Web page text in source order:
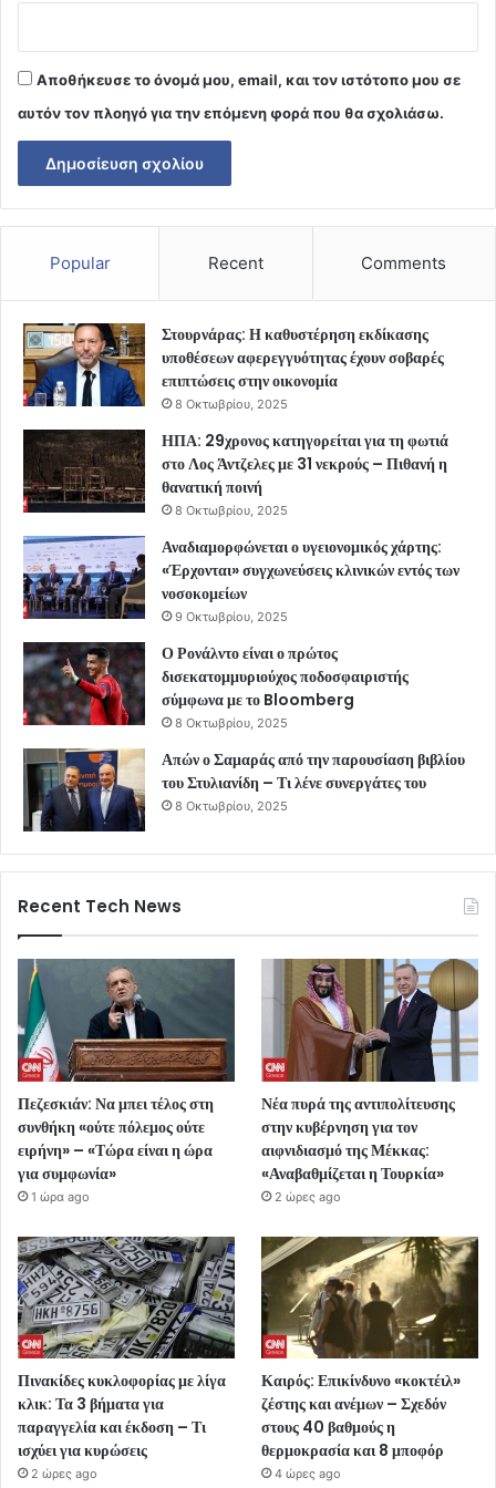
Αποθήκευσε το όνομά μου, email, και τον ιστότοπο μου σε
αυτόν τον πλοηγό για την επόμενη φορά που θα σχολιάσω.
Popular Recent Comments
Στουρνάρας: Η καθυστέρηση εκδίκασης
υποθέσεων αφερεγγυότητας έχουν σοβαρές
επιπτώσεις στην οικονομία
8 Οκτωβρίου, 2025
ΗΠΑ: 29χρονος κατηγορείται για τη φωτιά
στο Λος Άντζελες με 31 νεκρούς – Πιθανή η
θανατική ποινή
8 Οκτωβρίου, 2025
Αναδιαμορφώνεται ο υγειονομικός χάρτης:
«Έρχονται» συγχωνεύσεις κλινικών εντός των
νοσοκομείων
9 Οκτωβρίου, 2025
Ο Ρονάλντο είναι ο πρώτος
δισεκατομμυριούχος ποδοσφαιριστής
σύμφωνα με το Bloomberg
8 Οκτωβρίου, 2025
Απών ο Σαμαράς από την παρουσίαση βιβλίου
του Στυλιανίδη – Τι λένε συνεργάτες του
8 Οκτωβρίου, 2025
Recent Tech News
Πεζεσκιάν: Να μπει τέλος στη
συνθήκη «ούτε πόλεμος ούτε
ειρήνη» – «Τώρα είναι η ώρα
για συμφωνία»
1 ώρα ago
Νέα πυρά της αντιπολίτευσης
στην κυβέρνηση για τον
αιφνιδιασμό της Μέκκας:
«Αναβαθμίζεται η Τουρκία»
2 ώρες ago
Πινακίδες κυκλοφορίας με λίγα
κλικ: Τα 3 βήματα για
παραγγελία και έκδοση – Τι
ισχύει για κυρώσεις
2 ώρες ago
Καιρός: Επικίνδυνο «κοκτέιλ»
ζέστης και ανέμων – Σχεδόν
στους 40 βαθμούς η
θερμοκρασία και 8 μποφόρ
4 ώρες ago